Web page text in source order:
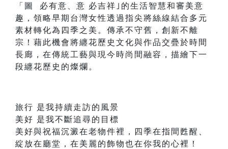
「圖 必有意、意 必吉祥｣的生活智慧和審美意
趣，領略早期台灣女性透過指尖將絲線結合多元
素材轉化為四季之美。傳承不守舊，創新不離
宗！藉此機會將纏花歷史文化與作品交疊於時間
長廊，在傳統工藝與現今時尚間融容，描繪下一
段纏花歷史的燦爛。
旅行 是我持續走訪的風景
美好 是我不斷追尋的目標
美好與祝福沉澱在老物件裡，四季在指間甦醒、
綻放在廳堂，在美麗的飾物也在你我的心裡！